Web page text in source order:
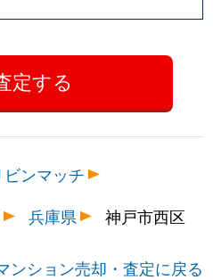
ンマッチ
兵庫県 神戸市西区
ンション売却・査定に戻る